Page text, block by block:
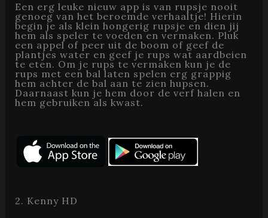
Een erg leuke nieuw app is van rupsje nooit
genoeg van het beroemde verhaaltje! Hierin
begin je als klein hongerig rupsje en dien jij
hem als speler te voeden en vermaken. Pluk
een appel of peer uit de boom of geef de
plantjes water en geef je rups wat aardbeien
te eten. Om je rups te vermaken kun je de
rups met een bal laten spelen erg grappig
hem achter de bal aan te zien hupsen.
Daarnaast kun je hem door de verf halen en
hem gebruiken als kwast.
2. Kenny HD